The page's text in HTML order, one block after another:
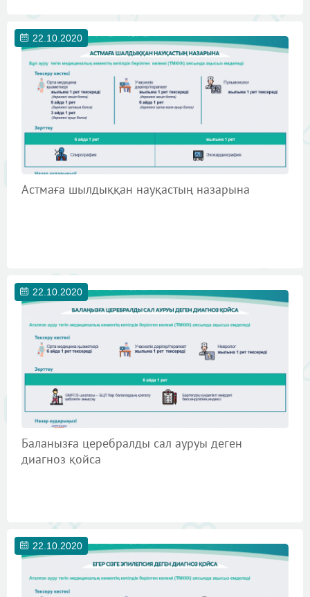
22.10.2020
Астмаға шылдыққан науқастың назарына
22.10.2020
Баланызға церебралды сал ауруы деген
диагноз қойса
22.10.2020